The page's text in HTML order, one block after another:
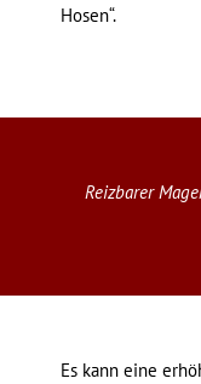
Hosen“.
Reizbarer
Es kann eine